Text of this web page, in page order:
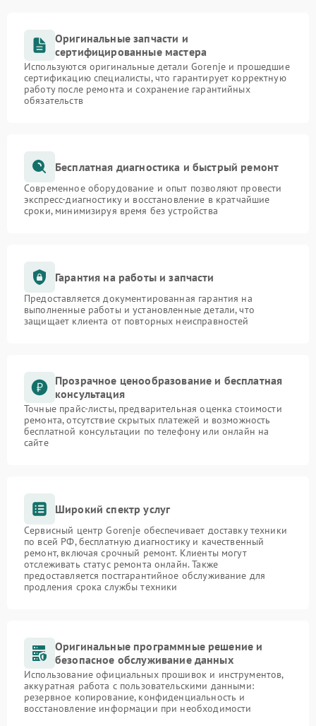
Оригинальные запчасти и
сертифицированные мастера
Используются оригинальные детали Gorenje и прошедшие
сертификацию специалисты, что гарантирует корректную
работу после ремонта и сохранение гарантийных
обязательств
Бесплатная диагностика и быстрый ремонт
Современное оборудование и опыт позволяют провести
экспресс-диагностику и восстановление в кратчайшие
сроки, минимизируя время без устройства
Гарантия на работы и запчасти
Предоставляется документированная гарантия на
выполненные работы и установленные детали, что
защищает клиента от повторных неисправностей
Прозрачное ценообразование и бесплатная
консультация
Точные прайс-листы, предварительная оценка стоимости
ремонта, отсутствие скрытых платежей и возможность
бесплатной консультации по телефону или онлайн на
сайте
Широкий спектр услуг
Сервисный центр Gorenje обеспечивает доставку техники
по всей РФ, бесплатную диагностику и качественный
ремонт, включая срочный ремонт. Клиенты могут
отслеживать статус ремонта онлайн. Также
предоставляется постгарантийное обслуживание для
продления срока службы техники
Оригинальные программные решение и
безопасное обслуживание данных
Использование официальных прошивок и инструментов,
аккуратная работа с пользовательскими данными:
резервное копирование, конфиденциальность и
восстановление информации при необходимости